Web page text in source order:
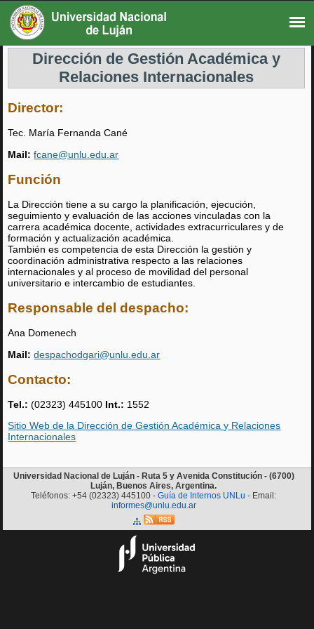
Dirección de Gestión Académica y
Relaciones Internacionales
Director:
Tec. María Fernanda Cané
Mail:fcane@unlu.edu.ar
Función
La Dirección tiene a su cargo la planificación, ejecución,
seguimiento y evaluación de las acciones vinculadas con la
carrera académica docente, actividades extracurriculares y de
formación y actualización académica.
También es competencia de esta Dirección la gestión y
coordinación administrativa respecto a las relaciones
internacionales y al proceso de movilidad del personal
universitario e intercambio de estudiantes.
Responsable del despacho:
Ana Domenech
Mail:despachodgari@unlu.edu.ar
Contacto:
Tel.:(02323) 445100 Int.: 1552
Sitio Web de la Dirección de Gestión Académica y Relaciones
Internacionales
Universidad Nacional de Luján - Ruta 5 y Avenida Constitución - (6700)
Luján, Buenos Aires, Argentina.
Teléfonos: +54 (02323) 445100 - Guía de Internos UNLu - Email:
informes@unlu.edu.ar